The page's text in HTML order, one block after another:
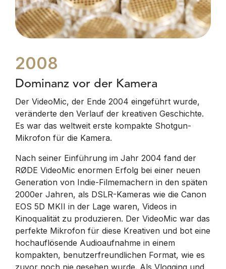
2008
Dominanz vor der Kamera
Der VideoMic, der Ende 2004 eingeführt wurde,
veränderte den Verlauf der kreativen Geschichte.
Es war das weltweit erste kompakte Shotgun-
Mikrofon für die Kamera.
Nach seiner Einführung im Jahr 2004 fand der
RØDE VideoMic enormen Erfolg bei einer neuen
Generation von Indie-Filmemachern in den späten
2000er Jahren, als DSLR-Kameras wie die Canon
EOS 5D MKII in der Lage waren, Videos in
Kinoqualität zu produzieren. Der VideoMic war das
perfekte Mikrofon für diese Kreativen und bot eine
hochauflösende Audioaufnahme in einem
kompakten, benutzerfreundlichen Format, wie es
zuvor noch nie gesehen wurde. Als Vlogging und